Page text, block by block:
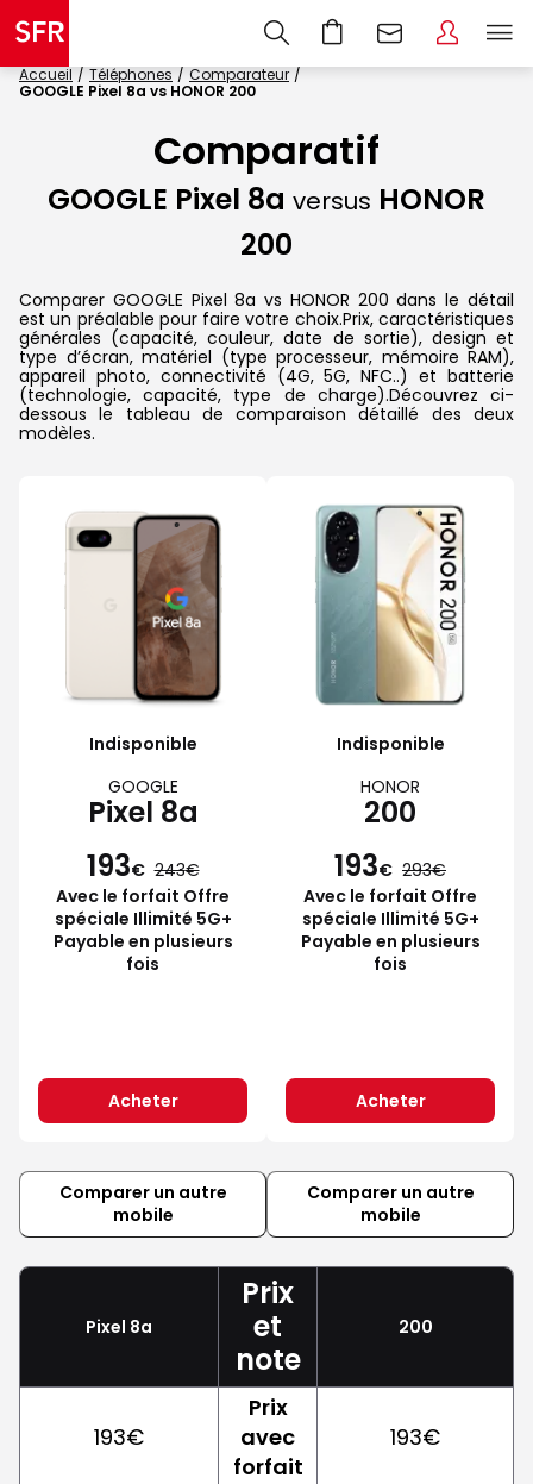
Accueil Téléphones
Comparateur
GOOGLE Pixel 8a vs HONOR 200
Comparatif
GOOGLE Pixel 8a versus HONOR
200
Comparer GOOGLE Pixel 8a vs HONOR 200 dans le détail
est un préalable pour faire votre choix.Prix, caractéristiques
générales (capacité, couleur, date de sortie), design et
type d’écran, matériel (type processeur, mémoire RAM),
appareil photo, connectivité (4G, 5G, NFC..) et batterie
(technologie, capacité, type de charge).Découvrez ci-
dessous le tableau de comparaison détaillé des deux
modèles.
Indisponible
GOOGLE
Pixel 8a
193€ 243
Avec le forfait Offre
spéciale Illimité 5G+
Payable en plusieurs
fois
Acheter
Indisponible
HONOR
200
193€ 293
Avec le forfait Offre
spéciale Illimité 5G+
Payable en plusieurs
fois
Acheter
Comparer un autre
mobile
Comparer un autre
mobile
Pixel 8a
Prix
et
note
200
193€
Prix
avec
forfait
193€